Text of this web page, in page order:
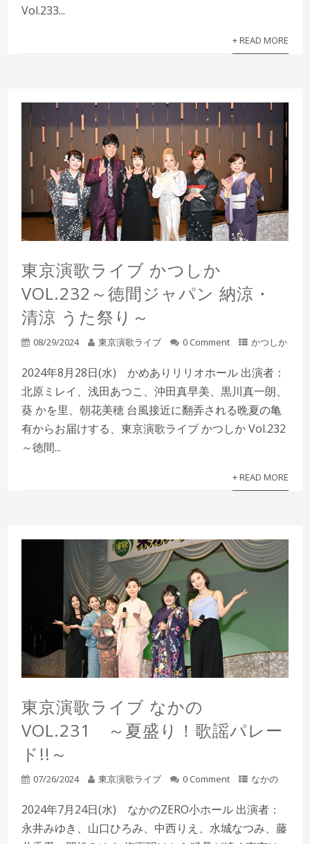
Vol.233...
+ READ MORE
東京演歌ライブ かつしか
VOL.232～徳間ジャパン 納涼・
清涼 うた祭り～
08/29/2024 東京演歌ライブ 0 Comment かつしか
2024年8月28日(水) かめありリリオホール 出演者：
北原ミレイ、浅田あつこ、沖田真早美、黒川真一朗、
葵 かを里、朝花美穂 台風接近に翻弄される晩夏の亀
有からお届けする、東京演歌ライブ かつしか Vol.232
～徳間...
+ READ MORE
東京演歌ライブ なかの
VOL.231 ～夏盛り！歌謡パレー
ド!!～
07/26/2024 東京演歌ライブ 0 Comment なかの
2024年7月24日(水) なかのZERO小ホール 出演者：
永井みゆき、山口ひろみ、中西りえ、水城なつみ、藤